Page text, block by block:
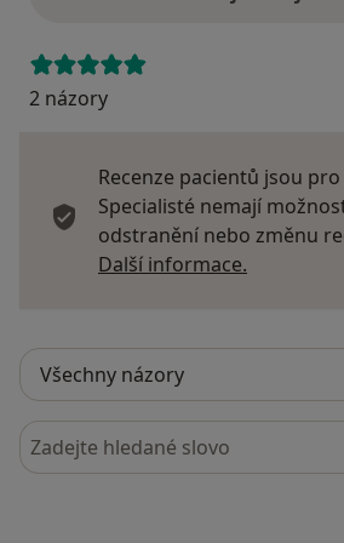
2 názory
Recenze pacientů jsou
Specialisté nemají
odstranění nebo změnu
Další informace.
Hledejte v názorech